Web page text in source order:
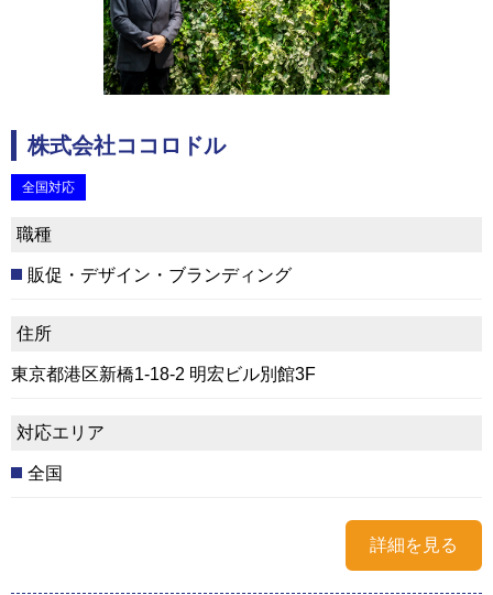
株式会社ココロドル
全国対応
職種
販促・デザイン・ブランディング
住所
東京都港区新橋1-18-2 明宏ビル別館3F
対応エリア
全国
詳細を見る